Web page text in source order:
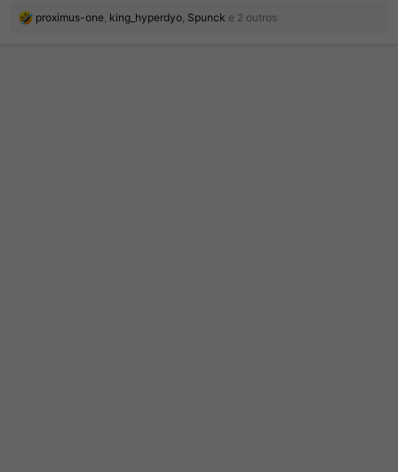
R
proximus-one king_hyperdyo Spunck e 2 outros